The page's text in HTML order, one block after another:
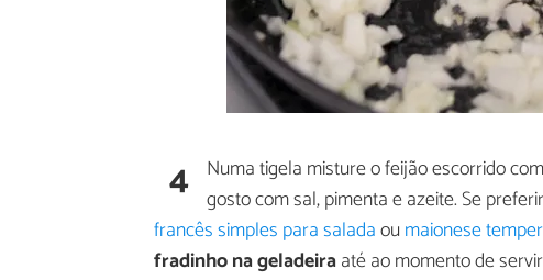
4 Numa tigela misture o feijão escorrido
gosto com sal, pimenta e azeite. Se
francês simples para saladaoumaionese
fradinho na geladeiraaté ao momento de